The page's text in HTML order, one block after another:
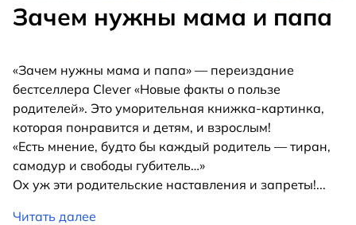
Зачем нужны мама и папа
«Зачем нужны мама и папа» — переиздание
бестселлера Clever «Новые факты о пользе
родителей». Это уморительная книжка-картинка,
которая понравится и детям, и взрослым!
«Есть мнение, будто бы каждый родитель — тиран,
самодур и свободы губитель…»
Ох уж эти родительские наставления и запреты!...
Читать далее